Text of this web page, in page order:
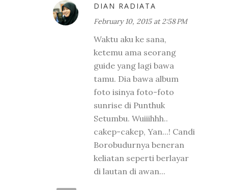
DIAN RADIATA
February 10, 2015 at 2:58 PM
Waktu aku ke sana,
ketemu ama seorang
guide yang lagi bawa
tamu. Dia bawa album
foto isinya foto-foto
sunrise di Punthuk
Setumbu. Wuiiihhh..
cakep-cakep, Yan...! Candi
Borobudurnya beneran
keliatan seperti berlayar
di lautan di awan...